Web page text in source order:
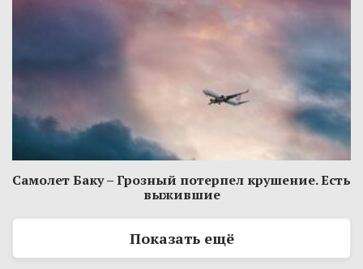
Самолет Баку – Грозный потерпел крушение. Есть
выжившие
Показать ещё